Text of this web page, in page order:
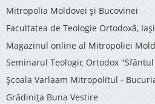
Mitropolia Moldovei și Bucovinei
Facultatea de Teologie Ortodoxă, Iaşi
Magazinul online al Mitropoliei
Seminarul Teologic Ortodox
Şcoala Varlaam Mitropolitul -
Grădinița Buna Vestire